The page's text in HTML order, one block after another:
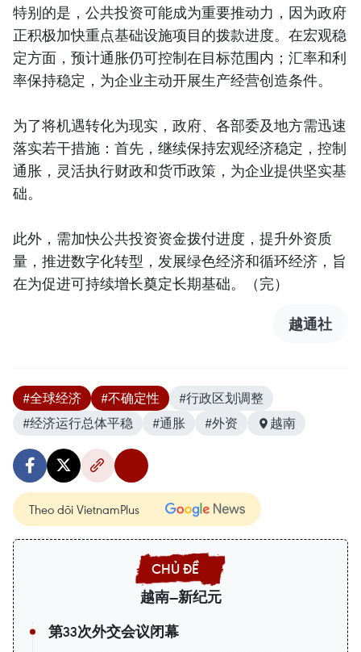
特别的是，公共投资可能成为重要推动力，因为政府
正积极加快重点基础设施项目的拨款进度。在宏观稳
定方面，预计通胀仍可控制在目标范围内；汇率和利
率保持稳定，为企业主动开展生产经营创造条件。
为了将机遇转化为现实，政府、各部委及地方需迅速
落实若干措施：首先，继续保持宏观经济稳定，控制
通胀，灵活执行财政和货币政策，为企业提供坚实基
础。
此外，需加快公共投资资金拨付进度，提升外资质
量，推进数字化转型，发展绿色经济和循环经济，旨
在为促进可持续增长奠定长期基础。（完）
越通社
#全球经济 #不确定性
#行政区划调整
#经济运行总体平稳
#通胀 #外资 越南
Theo dõi VietnamPlus
越南—新纪元
第33次外交会议闭幕